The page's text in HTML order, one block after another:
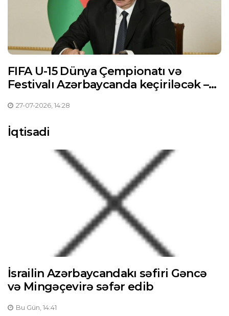
FIFA U-15 Dünya Çempionatı və
Festivalı Azərbaycanda keçiriləcək –
27-07-2026, 14:28
İqtisadi
İsrailin Azərbaycandakı səfiri Gəncə
və Mingəçevirə səfər edib
Bu Gün, 14:41